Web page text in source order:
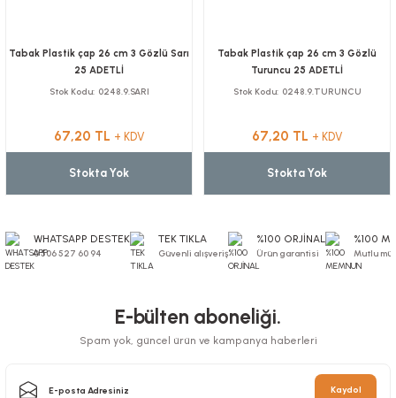
Tabak Plastik çap 26 cm 3 Gözlü Sarı
25 ADETLİ
Stok Kodu 0248.9.SARI
67,20 TL + KDV
Stokta Yok
Tabak Plastik çap 26 cm 3 Gözlü
Turuncu 25 ADETLİ
Stok Kodu 0248.9.TURUNCU
67,20 TL + KDV
Stokta Yok
WHATSAPP DESTEK
0 506 527 60 94
TEK TIKLA
Güvenli alışveriş
%100 ORJİNAL
Ürün garantisi
%100
Mutlu
E-bülten aboneliği.
Spam yok, güncel ürün ve kampanya haberleri
Kaydol